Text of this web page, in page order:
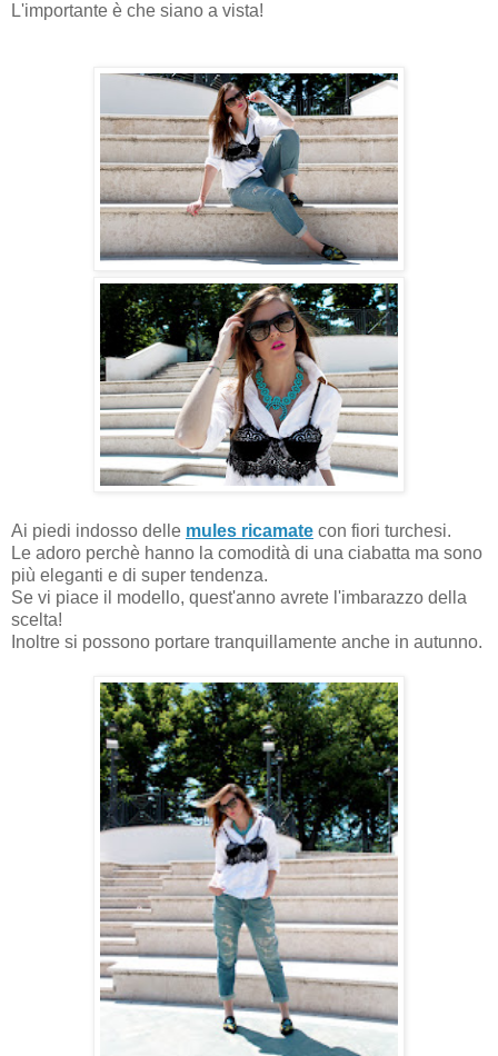
L'importante è che siano a vista!
Ai piedi indosso delle mules ricamate con fiori turchesi.
Le adoro perchè hanno la comodità di una ciabatta ma sono
più eleganti e di super tendenza.
Se vi piace il modello, quest'anno avrete l'imbarazzo della
scelta!
Inoltre si possono portare tranquillamente anche in autunno.